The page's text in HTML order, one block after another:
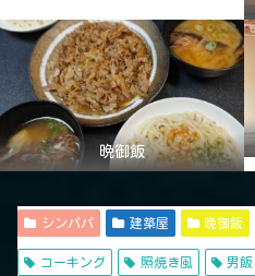
晩御飯
シンパパ 建築屋 晩御飯
コーキング 照焼き風 男飯